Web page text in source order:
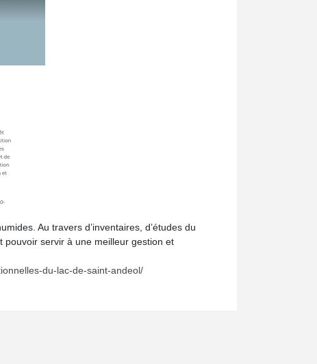
Au travers d’inventaires, d’études du
pouvoir servir à une meilleur gestion et
du-lac-de-saint-andeol/